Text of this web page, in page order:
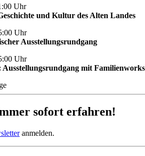
Uhr
und Kultur des Alten Landes
Uhr
Ausstellungsrundgang
Uhr
Ausstellungsrundgang mit
sofort erfahren!
anmelden.